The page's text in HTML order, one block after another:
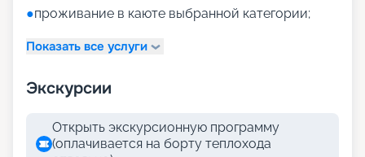
●проживание в каюте выбранной категории;
Показать все услуги
Экскурсии
Открыть экскурсионную программу
(оплачивается на борту теплохода